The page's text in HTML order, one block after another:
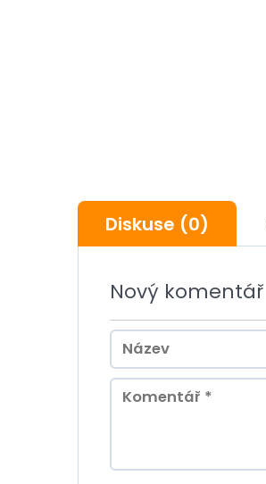
Diskuse (0)
Nový komentář